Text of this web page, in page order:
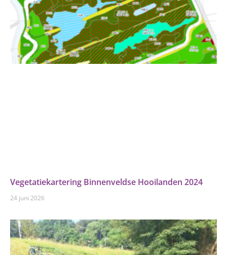
Vegetatiekartering Binnenveldse Hooilanden 2024
24 juni 2026